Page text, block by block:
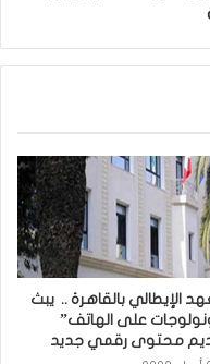
الإيطالي بالقاهرة .. يبث
على الهاتف”
محتوى رقمي جديد